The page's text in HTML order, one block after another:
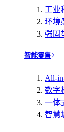
工业
环境
强固
智能零售
All-
数字
一体
智慧